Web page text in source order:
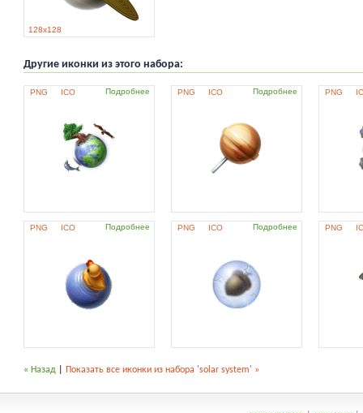
128x128
Другие иконки из этого набора:
PNG ICO Подробнее PNG ICO Подробнее PNG
PNG ICO Подробнее PNG ICO Подробнее PNG
« Назад Показать все иконки из набора 'solar system' »